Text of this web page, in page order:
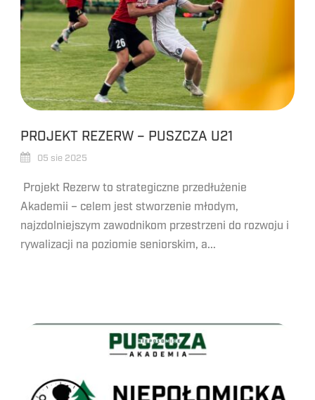
PROJEKT REZERW – PUSZCZA U21
05 sie 2025
Projekt Rezerw to strategiczne przedłużenie
Akademii – celem jest stworzenie młodym,
najzdolniejszym zawodnikom przestrzeni do rozwoju i
rywalizacji na poziomie seniorskim, a...